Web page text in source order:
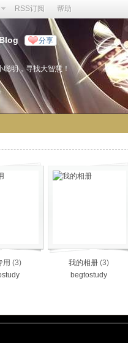
RSS订阅 帮助
分享
明，寻找大智慧！
用 (3)
我的相册(3)
begtostudy